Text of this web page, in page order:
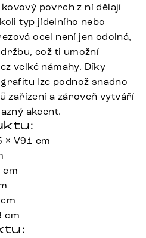
povrch z ní dělají
typ jídelního nebo
ocel není jen odolná,
což ti umožní
velké námahy. Díky
lze podnož snadno
zařízení a zároveň vytváří
akcent.
× V91 cm
cm
cm